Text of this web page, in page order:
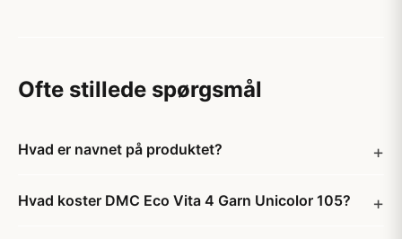
Ofte stillede spørgsmål
Hvad er navnet på produktet?
Hvad koster DMC Eco Vita 4 Garn Unicolor 105?